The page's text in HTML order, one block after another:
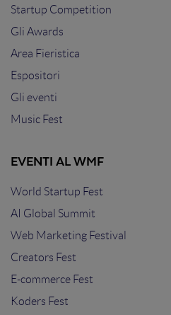
Startup Competition
Gli Awards
Area Fieristica
Espositori
Gli eventi
Music Fest
EVENTI AL WMF
World Startup Fest
AI Global Summit
Web Marketing Festival
Creators Fest
E-commerce Fest
Koders Fest